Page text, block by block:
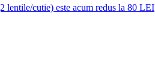
lentile/cutie) este acum redus la 80 LEI